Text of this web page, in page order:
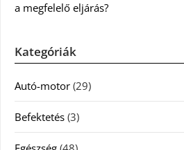
a megfelelő eljárás?
Kategóriák
Autó-motor (29)
Befektetés (3)